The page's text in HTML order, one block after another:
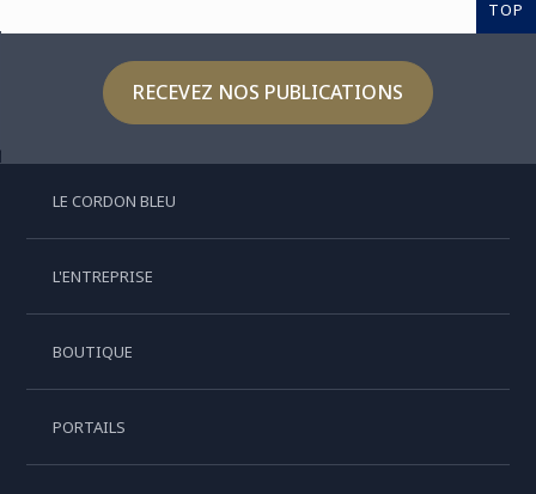
TOP
RECEVEZ NOS PUBLICATIONS
LE CORDON BLEU
L'ENTREPRISE
BOUTIQUE
PORTAILS